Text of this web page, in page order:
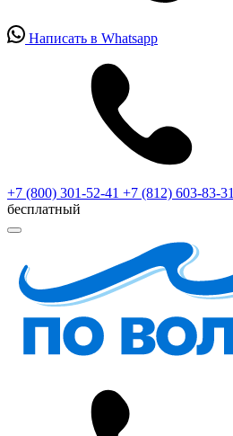
Написать в Whatsapp
+7 (800) 301-52-41 +7 (812) 603-83-31
бесплатный